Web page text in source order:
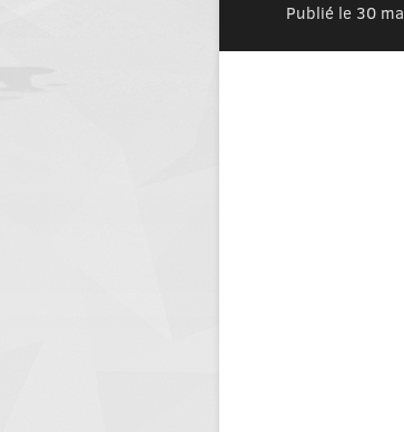
Publié le 30